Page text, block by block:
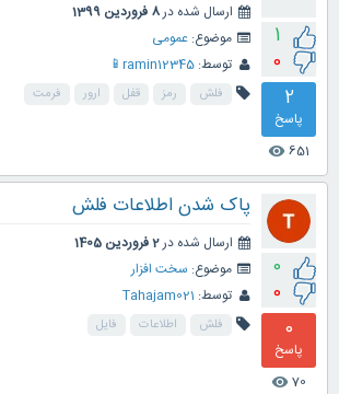
1
0
2
پاسخ
651
visibility
ارسال شده در8 فروردین 1399
موضوع: عمومی
توسط: ramin12345📱
فلش رمز قفل ارور فرمت
0
0
0
پاسخ
70
visibility
پاک شدن اطلاعات فلش
ارسال شده در2 فروردین 1405
موضوع: سخت افزار
توسط: Tahajam021
فلش اطلاعات فایل